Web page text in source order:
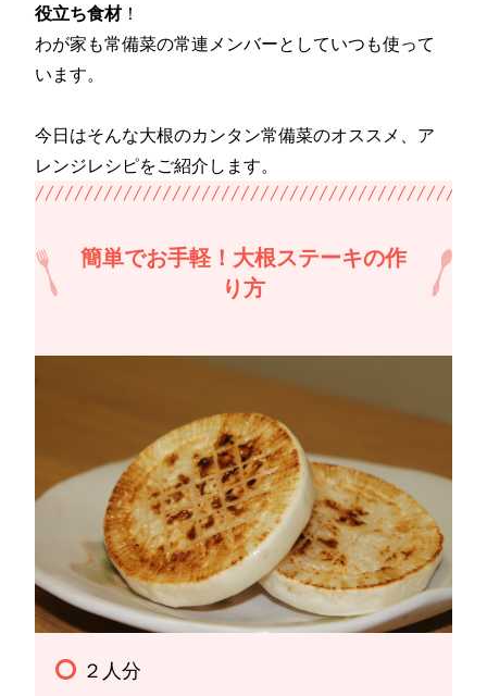
役立ち食材！
わが家も常備菜の常連メンバーとしていつも使って
います。
今日はそんな大根のカンタン常備菜のオススメ、ア
レンジレシピをご紹介します。
簡単でお手軽！大根ステーキの作
り方
２人分